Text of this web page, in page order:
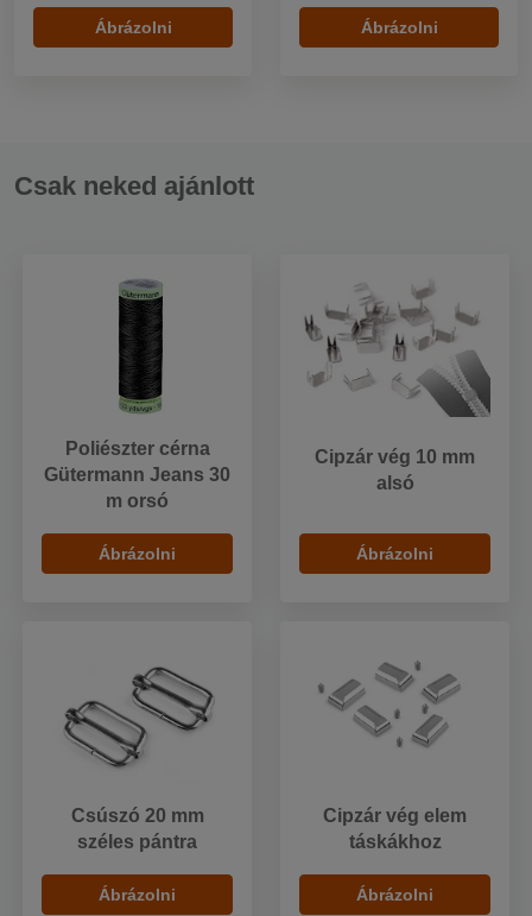
Ábrázolni Ábrázolni
Csak neked ajánlott
Poliészter cérna
Gütermann Jeans 30
m orsó
Ábrázolni
Cipzár vég 10 mm
alsó
Ábrázolni
Csúszó 20 mm
széles pántra
Ábrázolni
Cipzár vég elem
táskákhoz
Ábrázolni